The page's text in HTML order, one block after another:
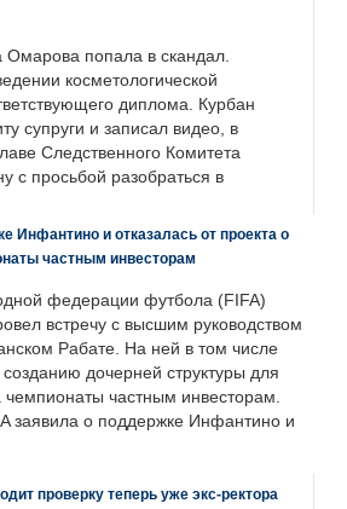
Омарова попала в скандал.
косметологической
диплома. Курбан
супруги и записал видео, в
Следственного Комитета
с просьбой разобраться в
Инфантино и отказалась от проекта о
частным инвесторам
федерации футбола (FIFA)
встречу с высшим руководством
Рабате. На ней в том числе
дочерней структуры для
частным инвесторам.
заявила о поддержке Инфантино и
проверку теперь уже экс-ректора